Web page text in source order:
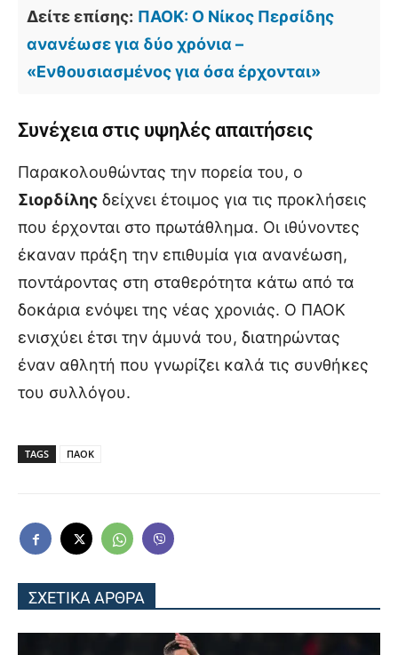
Δείτε επίσης: ΠΑΟΚ: Ο Νίκος Περσίδης
ανανέωσε για δύο χρόνια –
«Ενθουσιασμένος για όσα έρχονται»
Συνέχεια στις υψηλές απαιτήσεις
Παρακολουθώντας την πορεία του, ο
Σιορδίλης δείχνει έτοιμος για τις προκλήσεις
που έρχονται στο πρωτάθλημα. Οι ιθύνοντες
έκαναν πράξη την επιθυμία για ανανέωση,
ποντάροντας στη σταθερότητα κάτω από τα
δοκάρια ενόψει της νέας χρονιάς. Ο ΠΑΟΚ
ενισχύει έτσι την άμυνά του, διατηρώντας
έναν αθλητή που γνωρίζει καλά τις συνθήκες
του συλλόγου.
TAGS ΠΑΟΚ
ΣΧΕΤΙΚΑ ΑΡΘΡΑ